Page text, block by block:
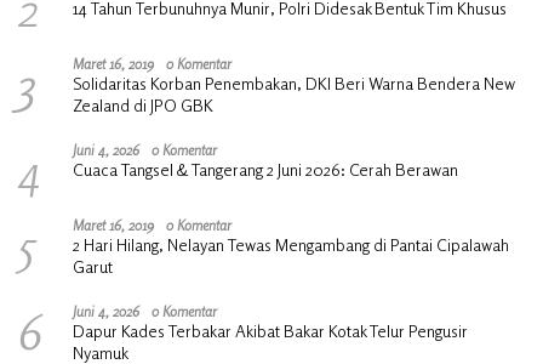
14 Tahun Terbunuhnya Munir, Polri Didesak Bentuk Tim Khusus
3 Maret 16, 2019 0 Komentar
Solidaritas Korban Penembakan, DKI Beri Warna Bendera New
Zealand di JPO GBK
4 Juni 4, 2026 0 Komentar
Cuaca Tangsel & Tangerang 2 Juni 2026: Cerah Berawan
5 Maret 16, 2019 0 Komentar
2 Hari Hilang, Nelayan Tewas Mengambang di Pantai Cipalawah
Garut
6 Juni 4, 2026 0 Komentar
Dapur Kades Terbakar Akibat Bakar Kotak Telur Pengusir
Nyamuk